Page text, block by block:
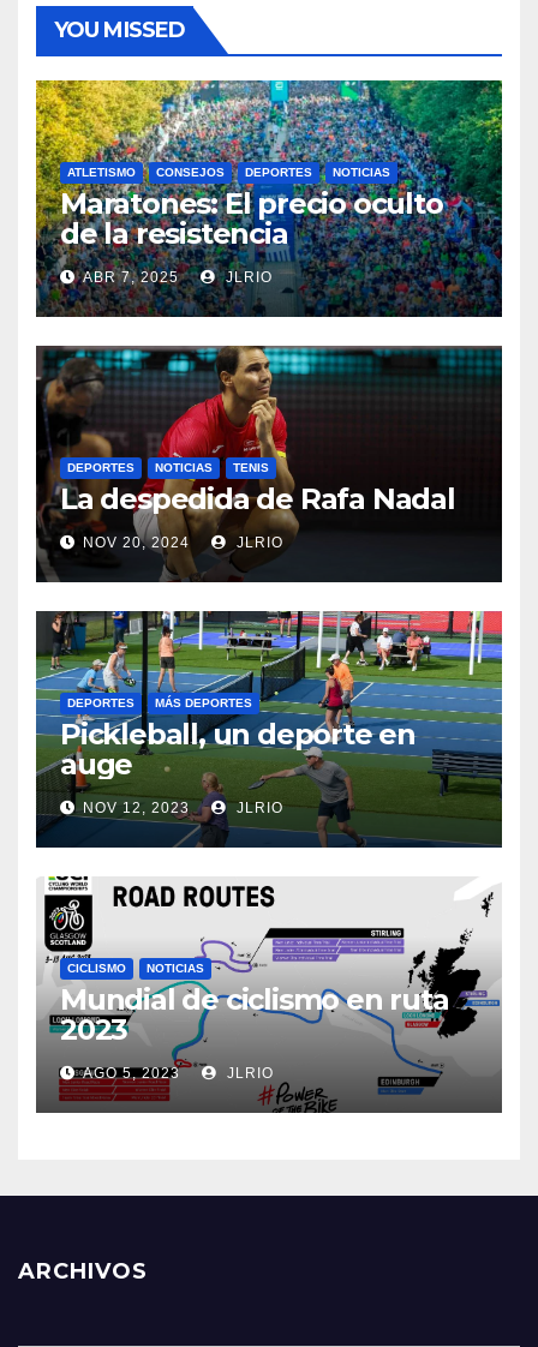
YOU MISSED
ATLETISMO CONSEJOS DEPORTES NOTICIAS
Maratones: El precio oculto
de la resistencia
ABR 7, 2025 JLRIO
DEPORTES NOTICIAS TENIS
La despedida de Rafa Nadal
NOV 20, 2024 JLRIO
DEPORTES MÁS DEPORTES
Pickleball, un deporte en
auge
NOV 12, 2023 JLRIO
CICLISMO NOTICIAS
Mundial de ciclismo en ruta
2023
AGO 5, 2023 JLRIO
ARCHIVOS